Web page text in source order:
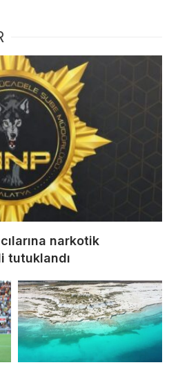
narkotik
tutuklandı